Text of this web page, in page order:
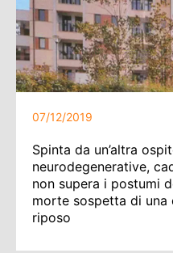
07/12/2019
Spinta da un’altra
neurodegenerative,
non supera i postumi
morte sospetta di una
riposo